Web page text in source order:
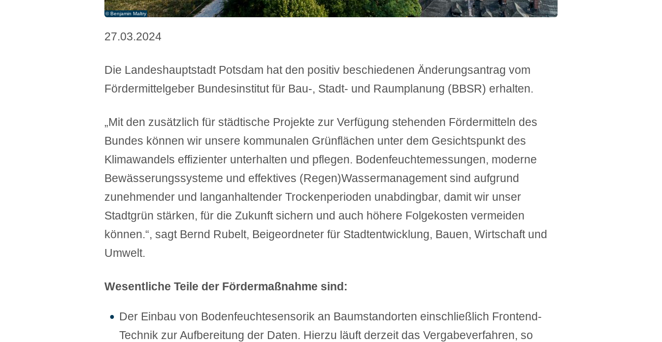
© Benjamin Maltry
27.03.2024
Die Landeshauptstadt Potsdam hat den positiv beschiedenen Änderungsantrag vom
Fördermittelgeber Bundesinstitut für Bau-, Stadt- und Raumplanung (BBSR) erhalten.
„Mit den zusätzlich für städtische Projekte zur Verfügung stehenden Fördermitteln des
Bundes können wir unsere kommunalen Grünflächen unter dem Gesichtspunkt des
Klimawandels effizienter unterhalten und pflegen. Bodenfeuchtemessungen, moderne
Bewässerungssysteme und effektives (Regen)Wassermanagement sind aufgrund
zunehmender und langanhaltender Trockenperioden unabdingbar, damit wir unser
Stadtgrün stärken, für die Zukunft sichern und auch höhere Folgekosten vermeiden
können.“, sagt Bernd Rubelt, Beigeordneter für Stadtentwicklung, Bauen, Wirtschaft und
Umwelt.
Wesentliche Teile der Fördermaßnahme sind:
Der Einbau von Bodenfeuchtesensorik an Baumstandorten einschließlich Frontend-
Technik zur Aufbereitung der Daten. Hierzu läuft derzeit das Vergabeverfahren, so